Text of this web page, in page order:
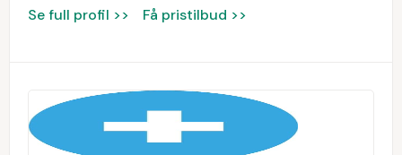
Se full profil >> Få pristilbud >>